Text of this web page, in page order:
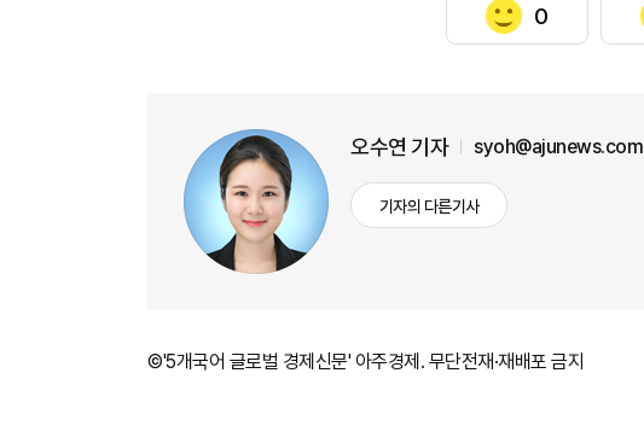
0
오수연 기자 syoh@ajunews.com
기자의 다른기사
©'5개국어 글로벌 경제신문' 아주경제. 무단전재·재배포 금지